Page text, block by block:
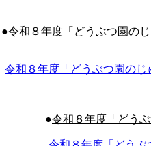
●令和８年度「どうぶつ園の
令和８年度「どうぶつ園の
●令和８年度「どう